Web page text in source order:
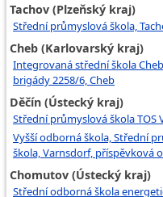
Tachov (Plzeňský kraj)
Střední průmyslová škola,
Cheb (Karlovarský kraj)
Integrovaná střední škola
brigády 2258/6, Cheb
Děčín (Ústecký kraj)
Střední průmyslová škola TOS
Vyšší odborná škola, Střední
škola, Varnsdorf, příspěvková
Chomutov (Ústecký kraj)
Střední odborná škola